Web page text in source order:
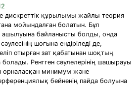
дискреттік құрылымы жайлы теория
мойындалған болатын. Бұл
ашылуына байланысты болды, онда
шоғына ендіріледі де,
отырған зат қабатынан шоқтың
болады. Рентген сәулелерінің шашырауы
орналасқан минимум және
бейненің пайда болуына